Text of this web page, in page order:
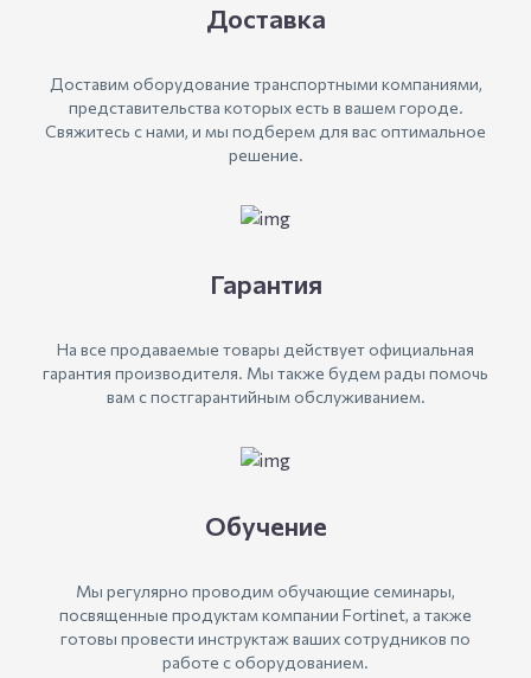
Доставка
Доставим оборудование транспортными компаниями,
представительства которых есть в вашем городе.
Свяжитесь с нами, и мы подберем для вас оптимальное
решение.
Гарантия
На все продаваемые товары действует официальная
гарантия производителя. Мы также будем рады помочь
вам с постгарантийным обслуживанием.
Обучение
Мы регулярно проводим обучающие семинары,
посвященные продуктам компании Fortinet, а также
готовы провести инструктаж ваших сотрудников по
работе с оборудованием.